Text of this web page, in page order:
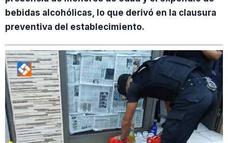
bebidas alcohólicas, lo que derivó en la clausura
preventiva del establecimiento.